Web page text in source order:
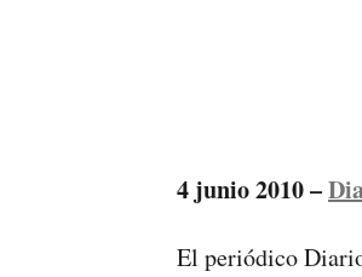
4 junio 2010 –
El periódico